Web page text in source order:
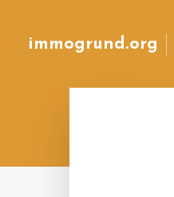
immogrund.org